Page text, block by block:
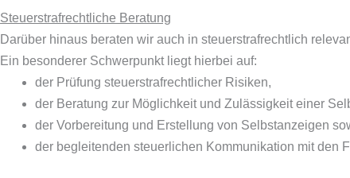
Steuerstrafrechtliche Beratung
Darüber hinaus beraten wir auch in steuerstrafrechtlich
Ein besonderer Schwerpunkt liegt hierbei auf:
der Prüfung steuerstrafrechtlicher Risiken,
der Beratung zur Möglichkeit und Zulässigkeit einer
der Vorbereitung und Erstellung von Selbstanzeigen
der begleitenden steuerlichen Kommunikation mit den